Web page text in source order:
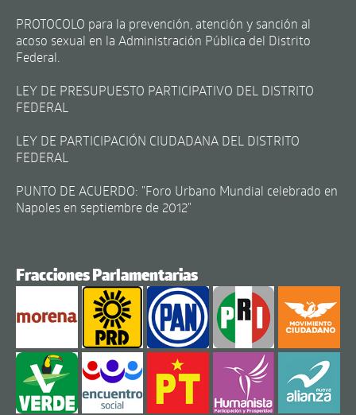
PROTOCOLO para la prevención, atención y sanción al
acoso sexual en la Administración Pública del Distrito
Federal.
LEY DE PRESUPUESTO PARTICIPATIVO DEL DISTRITO
FEDERAL
LEY DE PARTICIPACIÓN CIUDADANA DEL DISTRITO
FEDERAL
PUNTO DE ACUERDO: "Foro Urbano Mundial celebrado en
Napoles en septiembre de 2012"
Fracciones Parlamentarias